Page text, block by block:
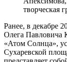
творческая
Ранее, в декабре
Олега Павловича
«Атом Солнца»,
Сухаревской